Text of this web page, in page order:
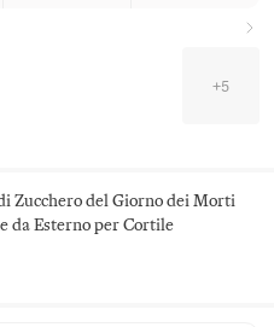
+5
Zucchero del Giorno dei Morti
da Esterno per Cortile